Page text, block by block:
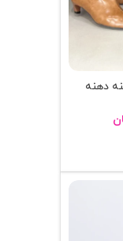
دهنه